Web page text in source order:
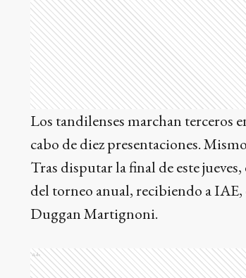
Los tandilenses marchan terceros
cabo de diez presentaciones.
Tras disputar la final de este
del torneo anual, recibiendo a
Duggan Martignoni.
Ads